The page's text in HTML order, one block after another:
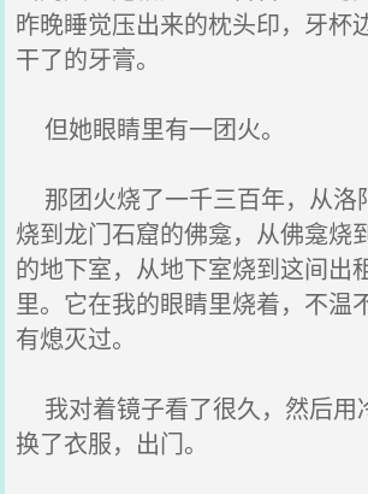
昨晚睡觉压出来的枕头印，牙杯
干了的牙膏。
但她眼睛里有一团火。
那团火烧了一千三百年，从洛
烧到龙门石窟的佛龛，从佛龛烧
的地下室，从地下室烧到这间出
里。它在我的眼睛里烧着，不温
有熄灭过。
我对着镜子看了很久，然后用
换了衣服，出门。